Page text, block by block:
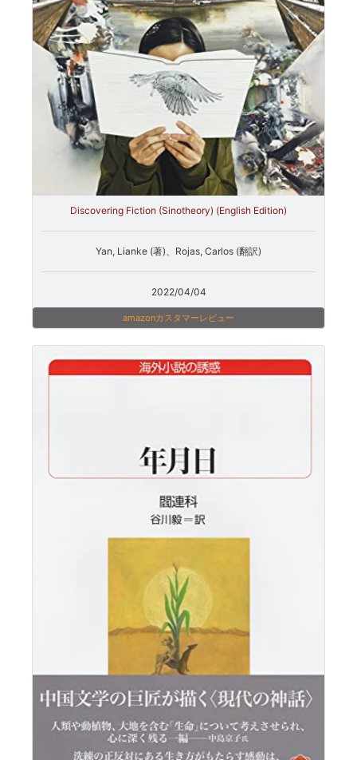
Discovering Fiction (Sinotheory) (English Edition)
Yan, Lianke (著)、Rojas, Carlos (翻訳)
2022/04/04
amazonカスタマーレビュー